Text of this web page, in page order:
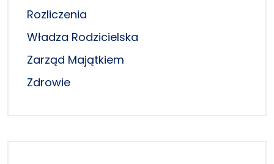
Rozliczenia
Władza Rodzicielska
Zarząd Majątkiem
Zdrowie